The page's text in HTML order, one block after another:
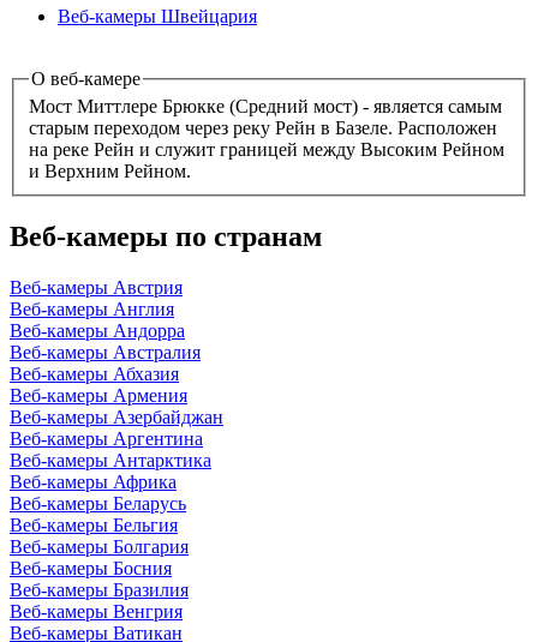
Веб-камеры Швейцария
О веб-камере
Мост Миттлере Брюкке (Средний мост) - является самым
старым переходом через реку Рейн в Базеле. Расположен
на реке Рейн и служит границей между Высоким Рейном
и Верхним Рейном.
Веб-камеры по странам
Веб-камеры Австрия
Веб-камеры Англия
Веб-камеры Андорра
Веб-камеры Австралия
Веб-камеры Абхазия
Веб-камеры Армения
Веб-камеры Азербайджан
Веб-камеры Аргентина
Веб-камеры Антарктика
Веб-камеры Африка
Веб-камеры Беларусь
Веб-камеры Бельгия
Веб-камеры Болгария
Веб-камеры Босния
Веб-камеры Бразилия
Веб-камеры Венгрия
Веб-камеры Ватикан